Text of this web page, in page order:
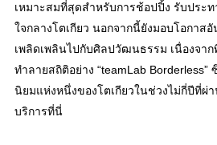
เหมาะสมที่สุดสำหรับการช้อปปิ้ง รับประ
ใจกลางโตเกียว นอกจากนี้ยังมอบโอกา
เพลิดเพลินไปกับศิลปวัฒนธรรม เนื่องจ
ทำลายสถิติอย่าง “teamLab Borderless”
นิยมแห่งหนึ่งของโตเกียวในช่วงไม่กี่ปีที่ผ่
บริการที่นี่